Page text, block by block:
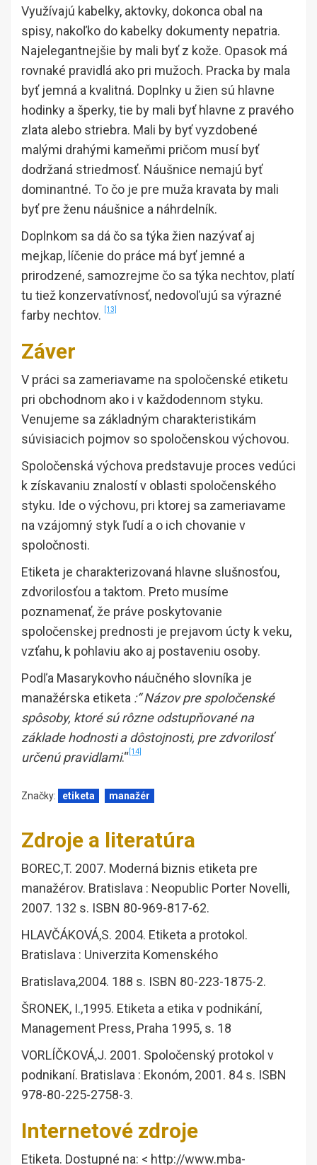
Využívajú kabelky, aktovky, dokonca obal na
spisy, nakoľko do kabelky dokumenty nepatria.
Najelegantnejšie by mali byť z kože. Opasok má
rovnaké pravidlá ako pri mužoch. Pracka by mala
byť jemná a kvalitná. Doplnky u žien sú hlavne
hodinky a šperky, tie by mali byť hlavne z pravého
zlata alebo striebra. Mali by byť vyzdobené
malými drahými kameňmi pričom musí byť
dodržaná striedmosť. Náušnice nemajú byť
dominantné. To čo je pre muža kravata by mali
byť pre ženu náušnice a náhrdelník.
Doplnkom sa dá čo sa týka žien nazývať aj
mejkap, líčenie do práce má byť jemné a
prirodzené, samozrejme čo sa týka nechtov, platí
tu tiež konzervatívnosť, nedovoľujú sa výrazné
farby nechtov.
[13]
Záver
V práci sa zameriavame na spoločenské etiketu
pri obchodnom ako i v každodennom styku.
Venujeme sa základným charakteristikám
súvisiacich pojmov so spoločenskou výchovou.
Spoločenská výchova predstavuje proces vedúci
k získavaniu znalostí v oblasti spoločenského
styku. Ide o výchovu, pri ktorej sa zameriavame
na vzájomný styk ľudí a o ich chovanie v
spoločnosti.
Etiketa je charakterizovaná hlavne slušnosťou,
zdvorilosťou a taktom. Preto musíme
poznamenať, že práve poskytovanie
spoločenskej prednosti je prejavom úcty k veku,
vzťahu, k pohlaviu ako aj postaveniu osoby.
Podľa Masarykovho náučného slovníka je
manažérska etiketa :“ Názov pre spoločenské
spôsoby, ktoré sú rôzne odstupňované na
základe hodnosti a dôstojnosti, pre zdvorilosť
určenú pravidlami.“ [14]
Značky: etiketa manažér
Zdroje a literatúra
BOREC,T. 2007. Moderná biznis etiketa pre
manažérov. Bratislava : Neopublic Porter Novelli,
2007. 132 s. ISBN 80-969-817-62.
HLAVČÁKOVÁ,S. 2004. Etiketa a protokol.
Bratislava : Univerzita Komenského
Bratislava,2004. 188 s. ISBN 80-223-1875-2.
ŠRONEK, I.,1995. Etiketa a etika v podnikání,
Management Press, Praha 1995, s. 18
VORLÍČKOVÁ,J. 2001. Spoločenský protokol v
podnikaní. Bratislava : Ekonóm, 2001. 84 s. ISBN
978-80-225-2758-3.
Internetové zdroje
Etiketa. Dostupné na: < http://www.mba-